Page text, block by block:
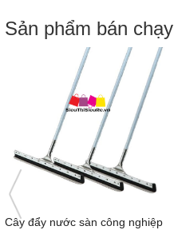
Sản phẩm bán chạy
Cây đẩy nước sàn công nghiệp